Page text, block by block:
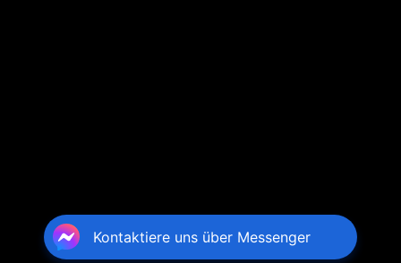
Kontaktiere uns über Messenger